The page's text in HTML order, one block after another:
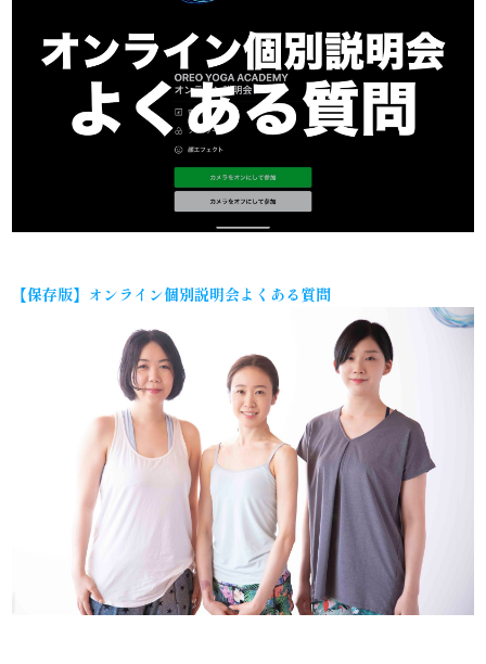
【保存版】オンライン個別説明会よくある質問